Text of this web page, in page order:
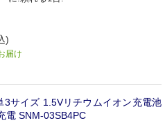
)
届け
3サイズ 1.5Vリチウムイオン充電池
電 SNM-03SB4PC